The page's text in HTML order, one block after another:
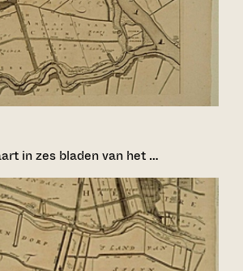
in zes bladen van het …